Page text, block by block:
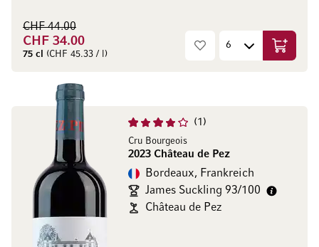
CHF 34.00
CHF 44.00
75 cl (CHF 45.33 / l) In den
1
Cru Bourgeois
2023 Château de Pez
Bordeaux, Frankreich
James Suckling 93/100
Château de Pez